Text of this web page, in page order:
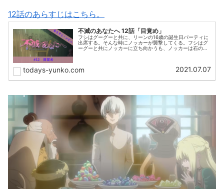
12話のあらすじはこちら。
不滅のあなたへ 12話「目覚め」
フシはグーグーと共に、リーンの16歳の誕生日パーティに
出席する。そんな時にノッカーが襲撃してくる。フシはグ
ーグーと共にノッカーに立ち向かうも、ノッカーは石の鎧
todays-yunko.com 2021.07.07